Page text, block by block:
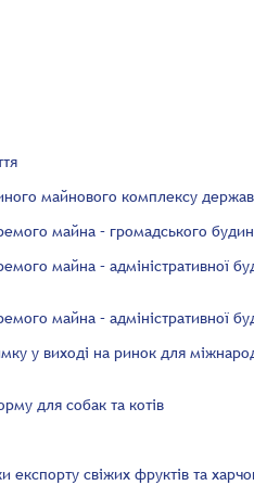
майнового комплексу
майна – громадського
майна –
майна – адміністративної
у виході на ринок для
для собак та котів
свіжих фруктів та